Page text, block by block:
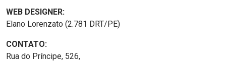
WEB DESIGNER:
Elano Lorenzato (2.781 DRT/PE)
CONTATO:
Rua do Príncipe, 526,